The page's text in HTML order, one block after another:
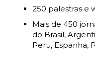
250 palestras e
Mais de 450
do Brasil,
Peru, Espanha,